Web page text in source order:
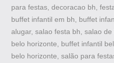
para festas, decoracao bh,
buffet infantil em bh, buffet
alugar, salao festa bh, salao
belo horizonte, buffet infantil
belo horizonte, salão para